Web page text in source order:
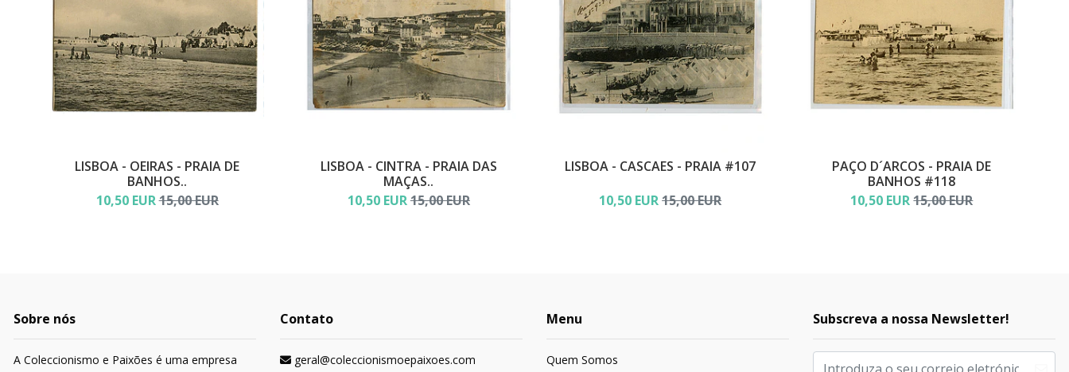
LISBOA - OEIRAS - PRAIA DE
BANHOS..
10,50 EUR15,00 EUR
LISBOA - CINTRA - PRAIA DAS
MAÇAS..
10,50 EUR15,00 EUR
LISBOA - CASCAES - PRAIA #107
10,50 EUR15,00 EUR
PAÇO D´ARCOS - PRAIA DE
BANHOS #118
10,50 EUR15,00 EUR
Sobre nós
A Coleccionismo e Paixões é uma empresa
Contato
geral@coleccionismoepaixoes.com
Menu
Quem Somos
Subscreva a nossa Newsletter!